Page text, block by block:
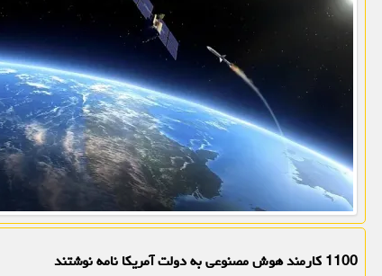
1100 کارمند هوش مصنوعی به دولت آمریکا نامه نوشتند